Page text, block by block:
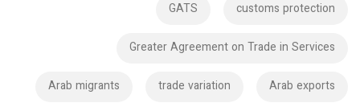
customs protection
GATS
Greater Agreement on Trade in Services
Arab exports
trade variation
Arab migrants